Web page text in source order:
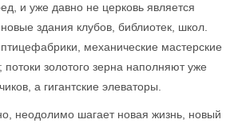
и уже давно не церковь является
здания клубов, библиотек, школ.
механические мастерские
потоки золотого зерна наполняют уже
а гигантские элеваторы.
неодолимо шагает новая жизнь, новый